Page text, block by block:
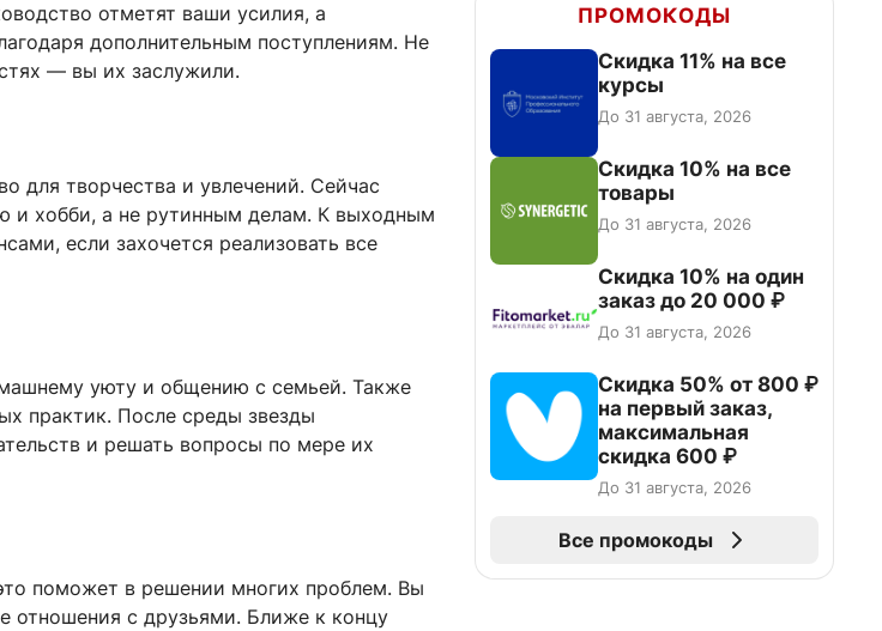
отметят ваши усилия, а
дополнительным поступлениям. Не
— вы их заслужили.
для творчества и увлечений. Сейчас
и хобби, а не рутинным делам. К выходным
если захочется реализовать все
уюту и общению с семьей. Также
практик. После среды звезды
и решать вопросы по мере их
поможет в решении многих проблем. Вы
отношения с друзьями. Ближе к концу
ПРОМОКОДЫ
Скидка 11% на все
курсы
До 31 августа, 2026
Скидка 10% на все
товары
До 31 августа, 2026
Скидка 10% на один
заказ до 20 000 ₽
До 31 августа, 2026
Скидка 50% от 800 ₽
на первый заказ,
максимальная
скидка 600 ₽
До 31 августа, 2026
Все промокоды